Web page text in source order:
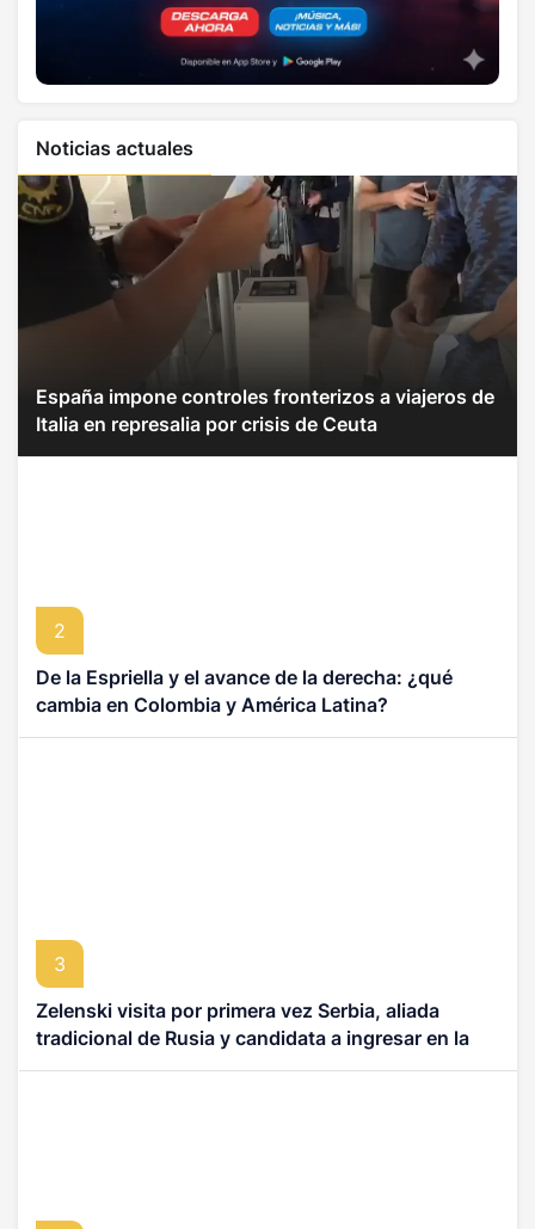
Noticias actuales
España impone controles fronterizos a viajeros de
Italia en represalia por crisis de Ceuta
2
De la Espriella y el avance de la derecha: ¿qué
cambia en Colombia y América Latina?
3
Zelenski visita por primera vez Serbia, aliada
tradicional de Rusia y candidata a ingresar en la
UE